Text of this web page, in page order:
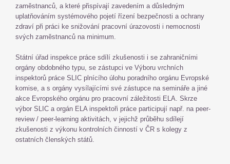
zaměstnanců, a které přispívají zavedením a důsledným
uplatňováním systémového pojetí řízení bezpečnosti a ochrany
zdraví při práci ke snižování pracovní úrazovosti i nemocnosti
svých zaměstnanců na minimum.
Státní úřad inspekce práce sdílí zkušenosti i se zahraničními
orgány obdobného typu, se zástupci ve Výboru vrchních
inspektorů práce SLIC plnícího úlohu poradního orgánu Evropské
komise, a s orgány vysílajícími své zástupce na semináře a jiné
akce Evropského orgánu pro pracovní záležitosti ELA. Skrze
výbor SLIC a orgán ELA inspektoři práce participují např. na peer-
review / peer-learning aktivitách, v jejichž průběhu sdílejí
zkušenosti z výkonu kontrolních činností v ČR s kolegy z
ostatních členských států.